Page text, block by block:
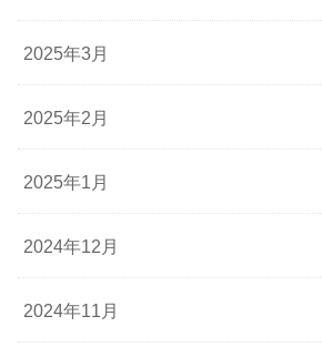
2025年3月
2025年2月
2025年1月
2024年12月
2024年11月